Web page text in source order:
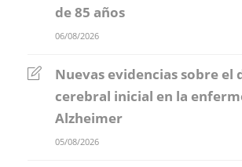
de 85 años
06/08/2026
Nuevas evidencias sobre el
cerebral inicial en la
Alzheimer
05/08/2026